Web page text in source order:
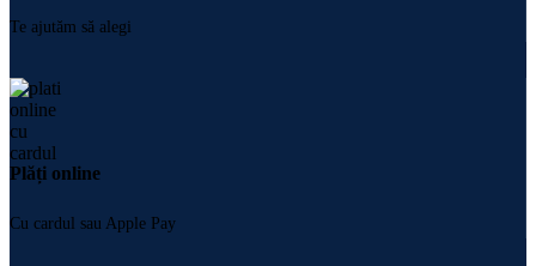
Te ajutăm să alegi
Plăți online
Cu cardul sau Apple Pay